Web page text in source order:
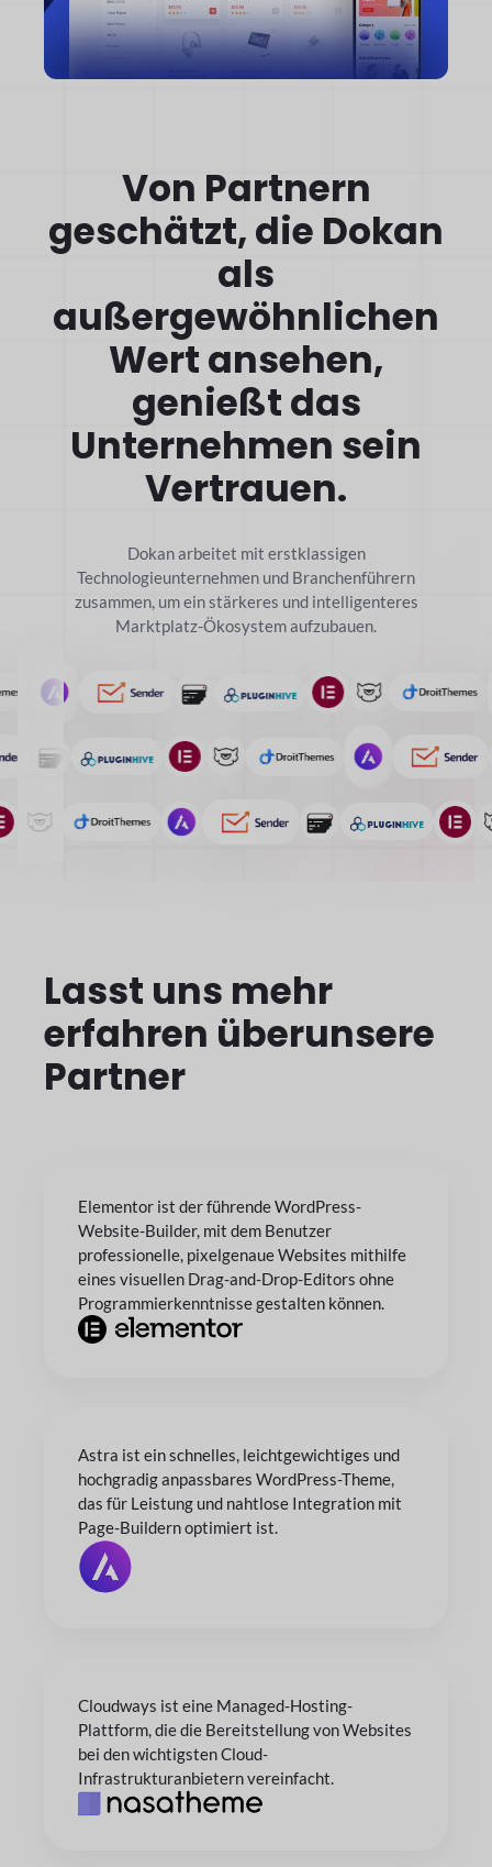
Von Partnern
geschätzt, die Dokan
als
außergewöhnlichen
Wert ansehen,
genießt das
Unternehmen sein
Vertrauen.
Dokan arbeitet mit erstklassigen
Technologieunternehmen und Branchenführern
zusammen, um ein stärkeres und intelligenteres
Marktplatz-Ökosystem aufzubauen.
Lasst uns mehr
erfahren überunsere
Partner
Elementor ist der führende WordPress-
Website-Builder, mit dem Benutzer
professionelle, pixelgenaue Websites mithilfe
eines visuellen Drag-and-Drop-Editors ohne
Programmierkenntnisse gestalten können.
Astra ist ein schnelles, leichtgewichtiges und
hochgradig anpassbares WordPress-Theme,
das für Leistung und nahtlose Integration mit
Page-Buildern optimiert ist.
Cloudways ist eine Managed-Hosting-
Plattform, die die Bereitstellung von Websites
bei den wichtigsten Cloud-
Infrastrukturanbietern vereinfacht.